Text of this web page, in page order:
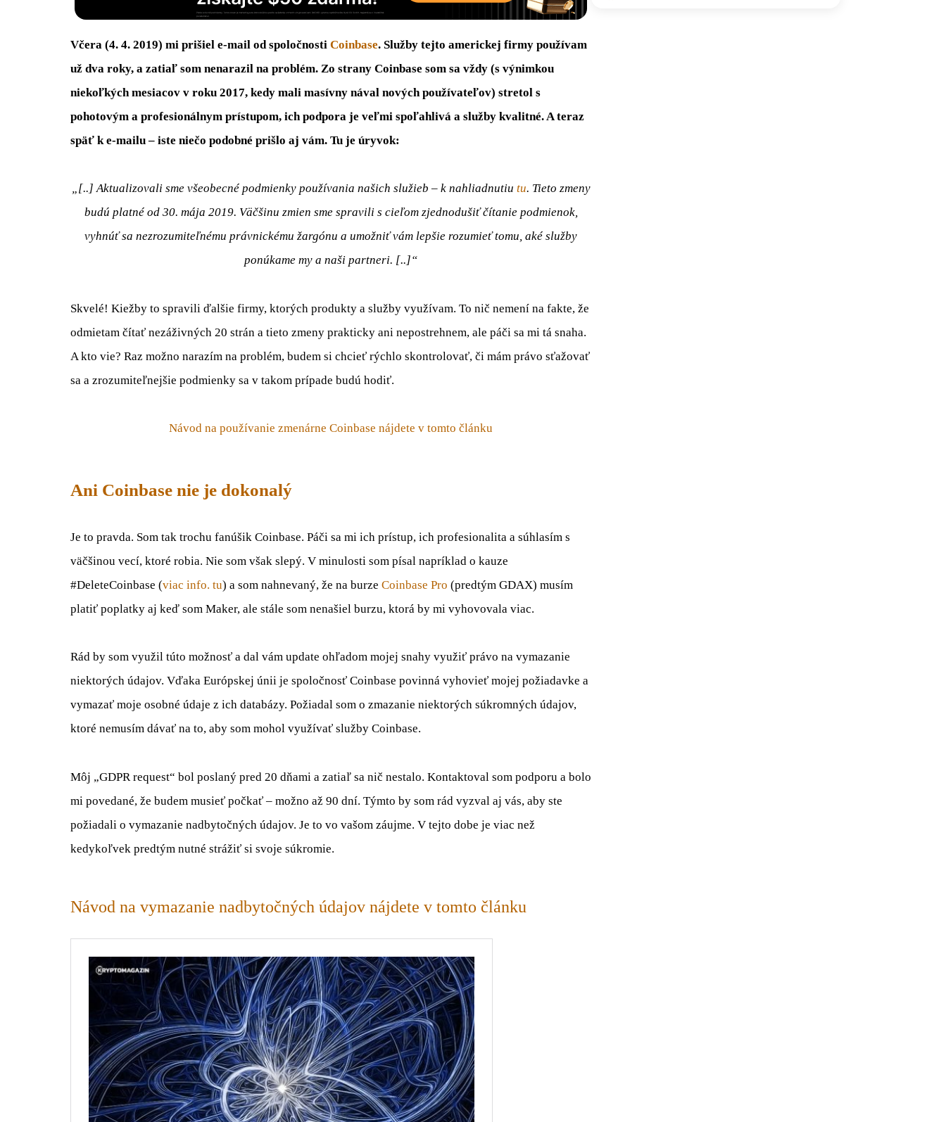
Včera (4. 4. 2019) mi prišiel e-mail od spoločnosti Coinbase. Služby tejto americkej firmy používam
už dva roky, a zatiaľ som nenarazil na problém. Zo strany Coinbase som sa vždy (s výnimkou
niekoľkých mesiacov v roku 2017, kedy mali masívny nával nových používateľov) stretol s
pohotovým a profesionálnym prístupom, ich podpora je veľmi spoľahlivá a služby kvalitné. A teraz
späť k e-mailu – iste niečo podobné prišlo aj vám. Tu je úryvok:
„[..] Aktualizovali sme všeobecné podmienky používania našich služieb – k nahliadnutiu tu. Tieto zmeny
budú platné od 30. mája 2019. Väčšinu zmien sme spravili s cieľom zjednodušiť čítanie podmienok,
vyhnúť sa nezrozumiteľnému právnickému žargónu a umožniť vám lepšie rozumieť tomu, aké služby
ponúkame my a naši partneri. [..]“
Skvelé! Kiežby to spravili ďalšie firmy, ktorých produkty a služby využívam. To nič nemení na fakte, že
odmietam čítať nezáživných 20 strán a tieto zmeny prakticky ani nepostrehnem, ale páči sa mi tá snaha.
A kto vie? Raz možno narazím na problém, budem si chcieť rýchlo skontrolovať, či mám právo sťažovať
sa a zrozumiteľnejšie podmienky sa v takom prípade budú hodiť.
Návod na používanie zmenárne Coinbase nájdete v tomto článku
Ani Coinbase nie je dokonalý
Je to pravda. Som tak trochu fanúšik Coinbase. Páči sa mi ich prístup, ich profesionalita a súhlasím s
väčšinou vecí, ktoré robia. Nie som však slepý. V minulosti som písal napríklad o kauze
#DeleteCoinbase (viac info. tu) a som nahnevaný, že na burze Coinbase Pro (predtým GDAX) musím
platiť poplatky aj keď som Maker, ale stále som nenašiel burzu, ktorá by mi vyhovovala viac.
Rád by som využil túto možnosť a dal vám update ohľadom mojej snahy využiť právo na vymazanie
niektorých údajov. Vďaka Európskej únii je spoločnosť Coinbase povinná vyhovieť mojej požiadavke a
vymazať moje osobné údaje z ich databázy. Požiadal som o zmazanie niektorých súkromných údajov,
ktoré nemusím dávať na to, aby som mohol využívať služby Coinbase.
Môj „GDPR request“ bol poslaný pred 20 dňami a zatiaľ sa nič nestalo. Kontaktoval som podporu a bolo
mi povedané, že budem musieť počkať – možno až 90 dní. Týmto by som rád vyzval aj vás, aby ste
požiadali o vymazanie nadbytočných údajov. Je to vo vašom záujme. V tejto dobe je viac než
kedykoľvek predtým nutné strážiť si svoje súkromie.
Návod na vymazanie nadbytočných údajov nájdete v tomto článku